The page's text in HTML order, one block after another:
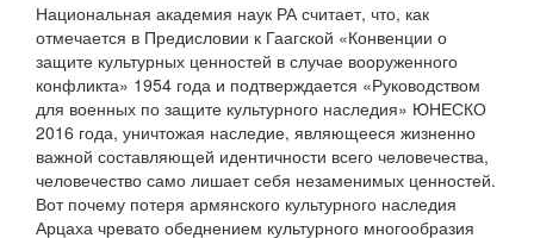
Национальная академия наук РА считает, что, как
отмечается в Предисловии к Гаагской «Конвенции о
защите культурных ценностей в случае вооруженного
конфликта» 1954 года и подтверждается «Руководством
для военных по защите культурного наследия» ЮНЕСКО
2016 года, уничтожая наследие, являющееся жизненно
важной составляющей идентичности всего человечества,
человечество само лишает себя незаменимых ценностей.
Вот почему потеря армянского культурного наследия
Арцаха чревато обеднением культурного многообразия